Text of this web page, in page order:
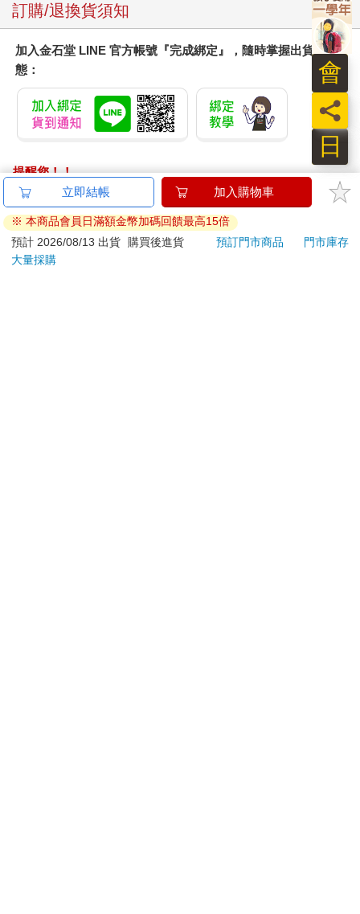
訂購/退換貨須知
加入金石堂 LINE 官方帳號『完成綁定』，隨時掌握出貨動
態：
提醒您！！
金石堂及銀行均不會請您操作ATM! 如接獲電話要求您前往
ATM提款機，請不要聽從指示，以免受騙上當！
退換貨須知：
**提醒您，鑑賞期不等於試用期，退回商品須為全新狀態**
日
員
會